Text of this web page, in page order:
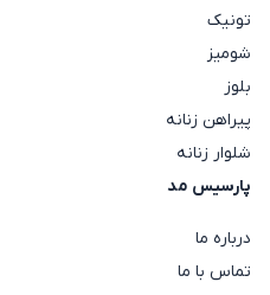
تونیک
شومیز
بلوز
پیراهن زنانه
شلوار زنانه
پارسیس مد
درباره ما
تماس با ما